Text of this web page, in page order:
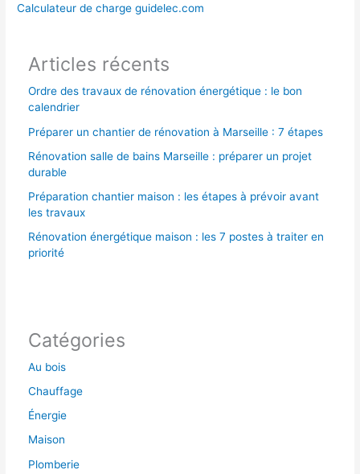
:
Calculateur de charge guidelec.com
Articles récents
Ordre des travaux de rénovation énergétique : le bon
calendrier
Préparer un chantier de rénovation à Marseille : 7 étapes
Rénovation salle de bains Marseille : préparer un projet
durable
Préparation chantier maison : les étapes à prévoir avant
les travaux
Rénovation énergétique maison : les 7 postes à traiter en
priorité
Catégories
Au bois
Chauffage
Énergie
Maison
Plomberie